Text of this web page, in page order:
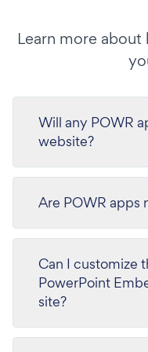
Learn more
Will any POWR
website?
Are POWR apps
Can I customize
PowerPoint
site?